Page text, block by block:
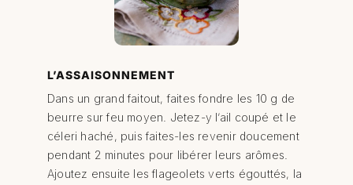
L’ASSAISONNEMENT
Dans un grand faitout, faites fondre les 10 g de
beurre sur feu moyen. Jetez-y l’ail coupé et le
céleri haché, puis faites-les revenir doucement
pendant 2 minutes pour libérer leurs arômes.
Ajoutez ensuite les flageolets verts égouttés, la